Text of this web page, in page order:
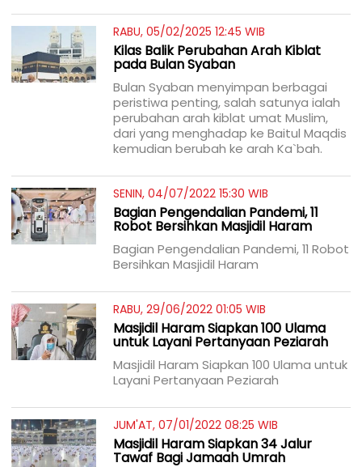
RABU, 05/02/2025 12:45 WIB
Kilas Balik Perubahan Arah Kiblat
pada Bulan Syaban
Bulan Syaban menyimpan berbagai
peristiwa penting, salah satunya ialah
perubahan arah kiblat umat Muslim,
dari yang menghadap ke Baitul Maqdis
kemudian berubah ke arah Ka`bah.
SENIN, 04/07/2022 15:30 WIB
Bagian Pengendalian Pandemi, 11
Robot Bersihkan Masjidil Haram
Bagian Pengendalian Pandemi, 11 Robot
Bersihkan Masjidil Haram
RABU, 29/06/2022 01:05 WIB
Masjidil Haram Siapkan 100 Ulama
untuk Layani Pertanyaan Peziarah
Masjidil Haram Siapkan 100 Ulama untuk
Layani Pertanyaan Peziarah
JUM'AT, 07/01/2022 08:25 WIB
Masjidil Haram Siapkan 34 Jalur
Tawaf Bagi Jamaah Umrah